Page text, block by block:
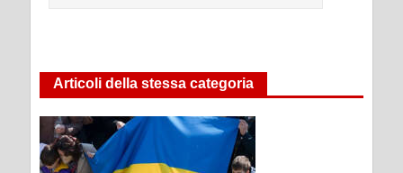
Articoli della stessa categoria